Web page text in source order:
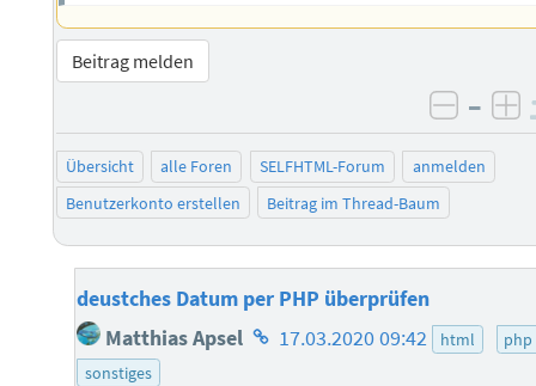
Beitrag melden
–
Übersicht alle Foren SELFHTML-Forum
anmelden
Benutzerkonto erstellen
Beitrag im Thread-Baum
deustches Datum per PHP überprüfen
Matthias Apsel Homepage
17.03.2020 09:42 html
php
sonstiges